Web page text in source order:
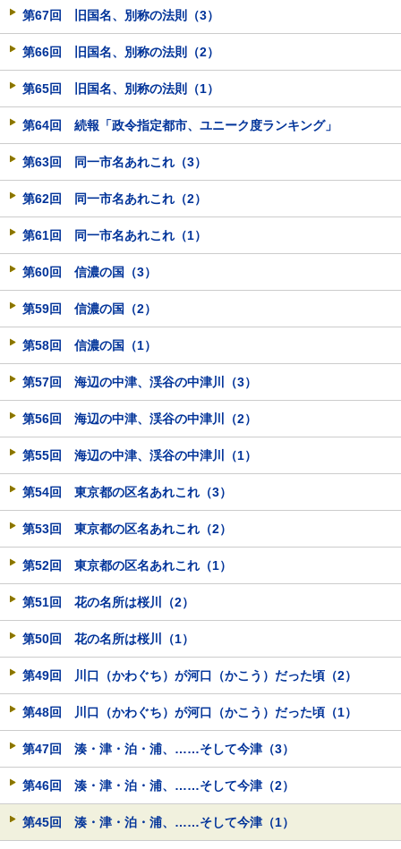
第67回 旧国名、別称の法則（3）
第66回 旧国名、別称の法則（2）
第65回 旧国名、別称の法則（1）
第64回 続報「政令指定都市、ユニーク度ランキング」
第63回 同一市名あれこれ（3）
第62回 同一市名あれこれ（2）
第61回 同一市名あれこれ（1）
第60回 信濃の国（3）
第59回 信濃の国（2）
第58回 信濃の国（1）
第57回 海辺の中津、渓谷の中津川（3）
第56回 海辺の中津、渓谷の中津川（2）
第55回 海辺の中津、渓谷の中津川（1）
第54回 東京都の区名あれこれ（3）
第53回 東京都の区名あれこれ（2）
第52回 東京都の区名あれこれ（1）
第51回 花の名所は桜川（2）
第50回 花の名所は桜川（1）
第49回 川口（かわぐち）が河口（かこう）だった頃（2）
第48回 川口（かわぐち）が河口（かこう）だった頃（1）
第47回 湊・津・泊・浦、……そして今津（3）
第46回 湊・津・泊・浦、……そして今津（2）
第45回 湊・津・泊・浦、……そして今津（1）